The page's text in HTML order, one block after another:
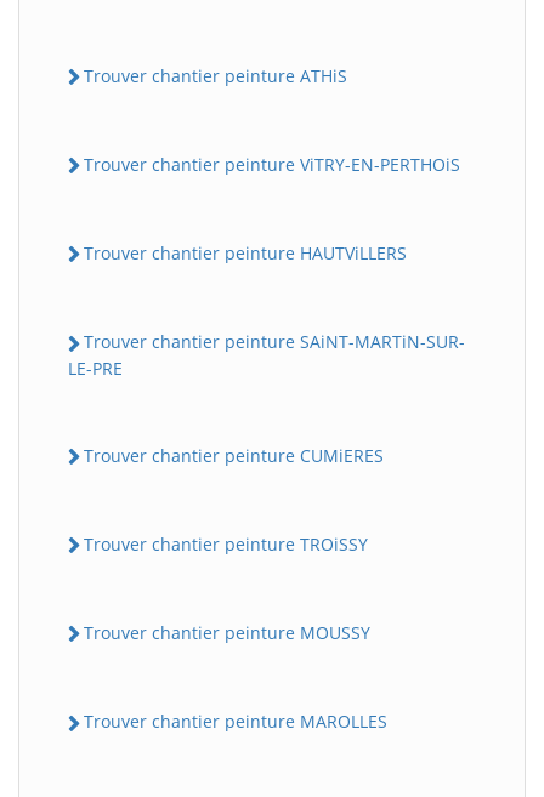
Trouver chantier peinture ATHiS
Trouver chantier peinture ViTRY-EN-PERTHOiS
Trouver chantier peinture HAUTViLLERS
Trouver chantier peinture SAiNT-MARTiN-SUR-
LE-PRE
Trouver chantier peinture CUMiERES
Trouver chantier peinture TROiSSY
Trouver chantier peinture MOUSSY
Trouver chantier peinture MAROLLES